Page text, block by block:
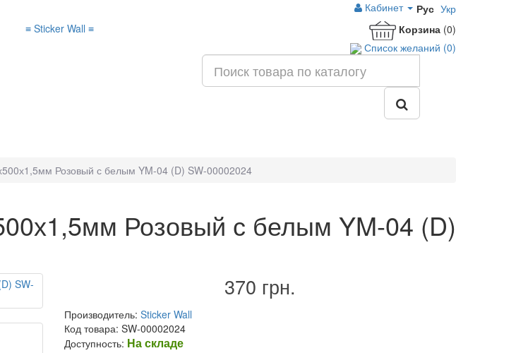
Рус Укр
Кабинет
Корзина (0)
Список желаний (0)
Розовый с белым YM-04 (D) SW-00002024
Розовый с белым YM-04 (D)
370 грн.
Производитель: Sticker Wall
Код товара: SW-00002024
Доступность: На складе